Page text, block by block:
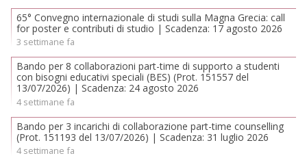
65° Convegno internazionale di studi sulla Magna Grecia: call
for poster e contributi di studio | Scadenza: 17 agosto 2026
3 settimane fa
Bando per 8 collaborazioni part-time di supporto a studenti
con bisogni educativi speciali (BES) (Prot. 151557 del
13/07/2026) | Scadenza: 24 agosto 2026
4 settimane fa
Bando per 3 incarichi di collaborazione part-time counselling
(Prot. 151193 del 13/07/2026) | Scadenza: 31 luglio 2026
4 settimane fa